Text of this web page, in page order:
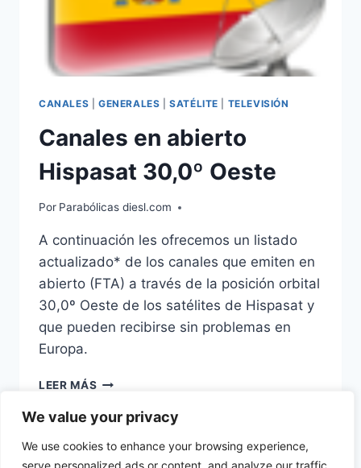
We value your privacy
We use cookies to enhance your browsing experience,
serve personalized ads or content, and analyze our traffic.
CANALES GENERALES |SATÉLITE TELEVISIÓN
Canales en abierto
Hispasat 30,0º Oeste
Por Parabólicas diesl.com
A continuación les ofrecemos un listado
actualizado* de los canales que emiten en
abierto (FTA) a través de la posición orbital
30,0º Oeste de los satélites de Hispasat y
que pueden recibirse sin problemas en
Europa.
LEER MÁS CANALES
ABIERTO
30,0º